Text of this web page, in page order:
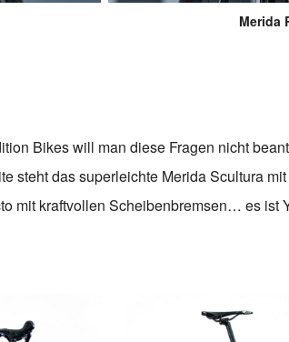
Merida
Bikes will man diese Fragen nicht
steht das superleichte Merida Scultura
mit kraftvollen Scheibenbremsen… es ist